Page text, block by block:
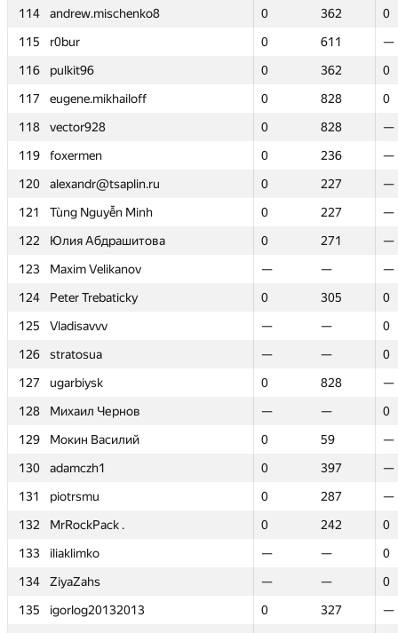
114
andrew.mischenko8 0 362
0
115
r0bur 0 611
—
116
pulkit96 0 362
0
117
eugene.mikhailoff 0 828
0
118
vector928 0 828
—
119
foxermen 0 236
—
120
alexandr@tsaplin.ru 0 227
—
121
Tùng Nguyễn Minh 0 227
—
122
Юлия Абдрашитова 0 271
—
123
Maxim Velikanov — —
—
124
Peter Trebaticky 0 305
0
125
Vladisavvv — —
0
126
stratosua — —
0
127
ugarbiysk 0 828
—
128
Михаил Чернов — —
0
129
Мокин Василий 0 59
—
130
adamczh1 0 397
—
131
piotrsmu 0 287
—
132
MrRockPack . 0 242
0
133
iliaklimko — —
0
134
ZiyaZahs — —
0
135
igorlog20132013 0 327
—
114
andrew.mischenko8 0 362
0
115
r0bur 0 611
—
116
pulkit96 0 362
0
117
eugene.mikhailoff 0 828
0
118
vector928 0 828
—
119
foxermen 0 236
—
120
alexandr@tsaplin.ru 0 227
—
121
Tùng Nguyễn Minh 0 227
—
122
Юлия Абдрашитова 0 271
—
123
Maxim Velikanov — —
—
124
Peter Trebaticky 0 305
0
125
Vladisavvv — —
0
126
stratosua — —
0
127
ugarbiysk 0 828
—
128
Михаил Чернов — —
0
129
Мокин Василий 0 59
—
130
adamczh1 0 397
—
131
piotrsmu 0 287
—
132
MrRockPack . 0 242
0
133
iliaklimko — —
0
134
ZiyaZahs — —
0
135
igorlog20132013 0 327
—